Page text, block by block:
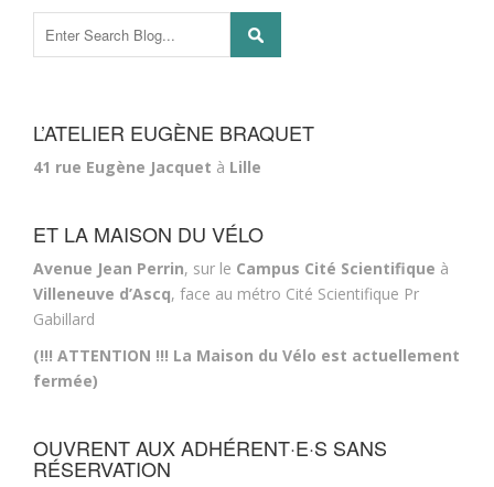
L’ATELIER EUGÈNE BRAQUET
41 rue Eugène Jacquet à Lille
ET LA MAISON DU VÉLO
Avenue Jean Perrin, sur le Campus Cité Scientifique à
Villeneuve d’Ascq, face au métro Cité Scientifique Pr
Gabillard
(!!! ATTENTION !!! La Maison du Vélo est actuellement
fermée)
OUVRENT AUX ADHÉRENT·E·S SANS
RÉSERVATION